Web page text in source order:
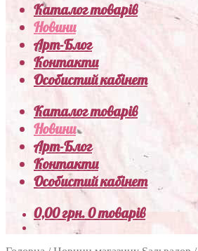
Каталог товарів
Новини
Арт-Блог
Контакти
Особистий кабінет
Каталог товарів
Новини
Арт-Блог
Контакти
Особистий кабінет
0,00грн.0 товарів